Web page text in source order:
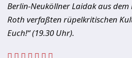
Berlin-Neuköllner Laidak aus dem
Roth verfaßten rüpelkritischen
Euch!“ (19.30 Uhr).